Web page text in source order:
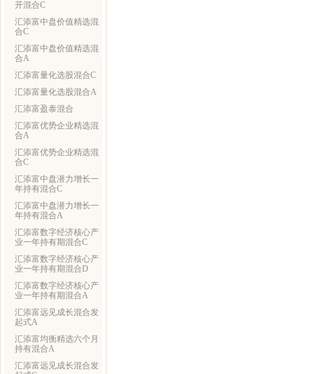
开混合C
汇添富中盘价值精选混
合C
汇添富中盘价值精选混
合A
汇添富量化选股混合C
汇添富量化选股混合A
汇添富盈泰混合
汇添富优势企业精选混
合A
汇添富优势企业精选混
合C
汇添富中盘潜力增长一
年持有混合C
汇添富中盘潜力增长一
年持有混合A
汇添富数字经济核心产
业一年持有期混合C
汇添富数字经济核心产
业一年持有期混合D
汇添富数字经济核心产
业一年持有期混合A
汇添富远见成长混合发
起式A
汇添富均衡精选六个月
持有混合A
汇添富远见成长混合发